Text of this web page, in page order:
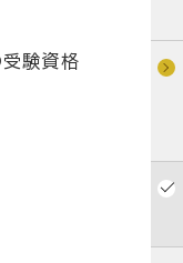
受験資格